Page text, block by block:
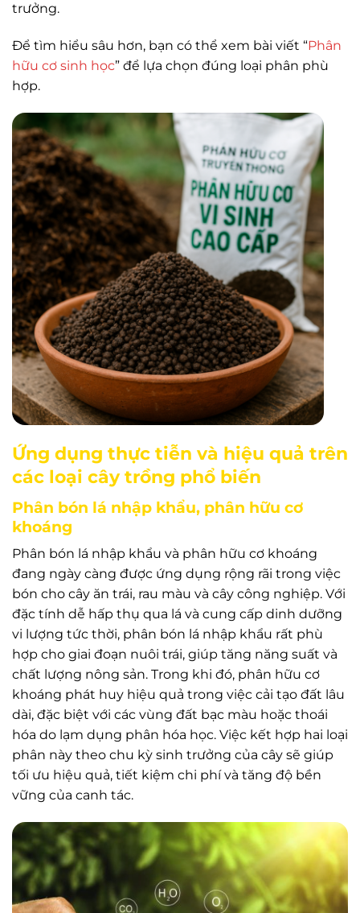
trưởng.
Để tìm hiểu sâu hơn, bạn có thể xem bài viết “Phân
hữu cơ sinh học” để lựa chọn đúng loại phân phù
hợp.
Ứng dụng thực tiễn và hiệu quả trên
các loại cây trồng phổ biến
Phân bón lá nhập khẩu, phân hữu cơ
khoáng
Phân bón lá nhập khẩu và phân hữu cơ khoáng
đang ngày càng được ứng dụng rộng rãi trong việc
bón cho cây ăn trái, rau màu và cây công nghiệp. Với
đặc tính dễ hấp thụ qua lá và cung cấp dinh dưỡng
vi lượng tức thời, phân bón lá nhập khẩu rất phù
hợp cho giai đoạn nuôi trái, giúp tăng năng suất và
chất lượng nông sản. Trong khi đó, phân hữu cơ
khoáng phát huy hiệu quả trong việc cải tạo đất lâu
dài, đặc biệt với các vùng đất bạc màu hoặc thoái
hóa do lạm dụng phân hóa học. Việc kết hợp hai loại
phân này theo chu kỳ sinh trưởng của cây sẽ giúp
tối ưu hiệu quả, tiết kiệm chi phí và tăng độ bền
vững của canh tác.